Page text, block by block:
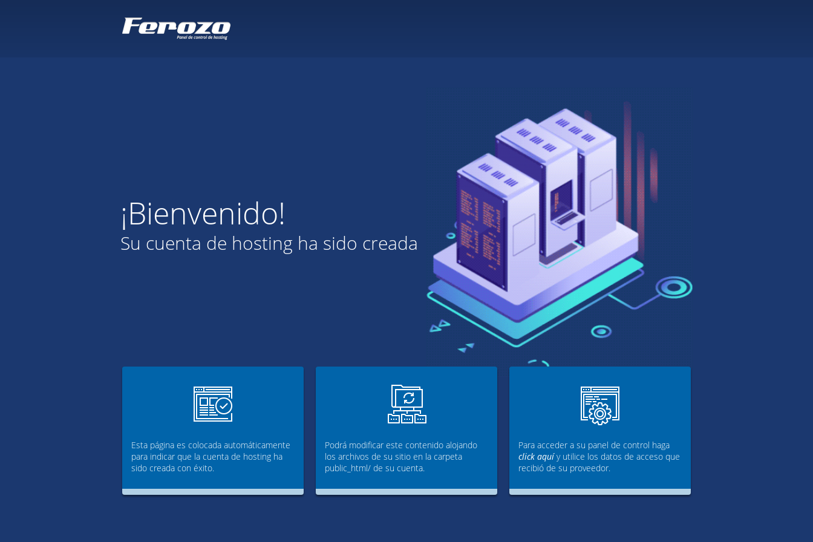
¡Bienvenido!
Su cuenta de hosting ha sido creada
Esta página es colocada automáticamente
para indicar que la cuenta de hosting ha
sido creada con éxito.
Podrá modificar este contenido alojando
los archivos de su sitio en la carpeta
public_html/ de su cuenta.
Para acceder a su panel de control haga
click aquíy utilice los datos de acceso que
recibió de su proveedor.